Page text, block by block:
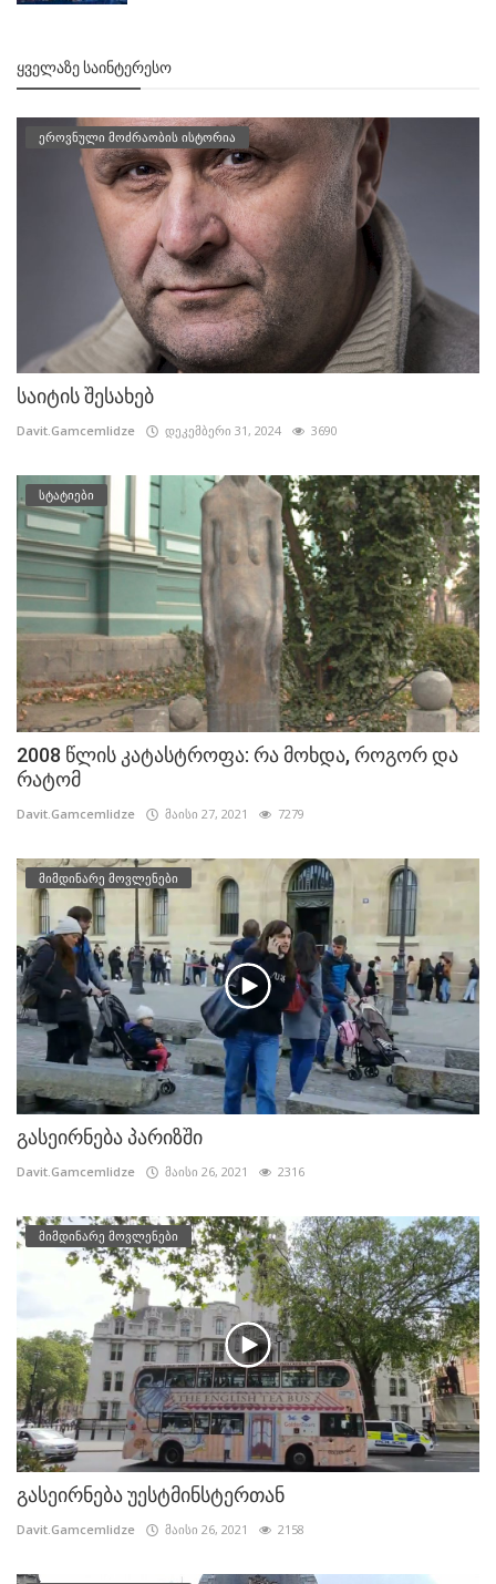
ᲧᲕᲔᲚᲐᲖᲔ ᲡᲐᲘᲜᲢᲔᲠᲔᲡᲝ
ეროვნული მოძრაობის ისტორია
საიტის შესახებ
Davit.Gamcemlidze დეკემბერი 31, 2024 3690
სტატიები
2008 წლის კატასტროფა: რა მოხდა, როგორ და
რატომ
Davit.Gamcemlidze მაისი 27, 2021 7279
მიმდინარე მოვლენები
გასეირნება პარიზში
Davit.Gamcemlidze მაისი 26, 2021 2316
მიმდინარე მოვლენები
გასეირნება უესტმინსტერთან
Davit.Gamcemlidze მაისი 26, 2021 2158